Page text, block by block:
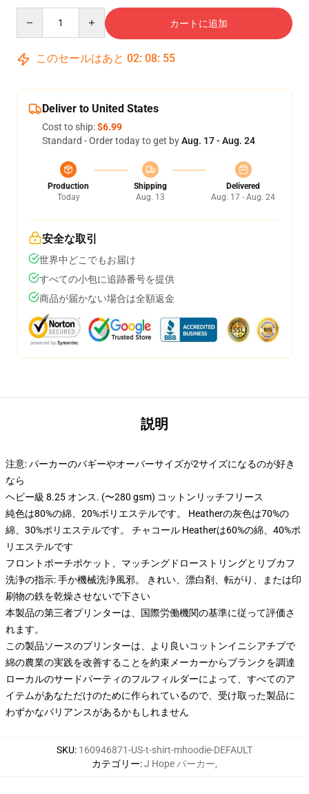
カートに追加
このセールはあと 02: 08: 54
Deliver to United States
Cost to ship:$6.99
Standard - Order today to get byAug. 17 - Aug. 24
Production
Today
Shipping
Aug. 13
Delivered
Aug. 17 - Aug. 24
安全な取引
世界中どこでもお届け
すべての小包に追跡番号を提供
商品が届かない場合は全額返金
説明
注意: パーカーのバギーやオーバーサイズが2サイズになるのが好き
なら
ヘビー級 8.25 オンス. (〜280 gsm) コットンリッチフリース
純色は80%の綿、20%ポリエステルです。 Heatherの灰色は70%の
綿、30%ポリエステルです。 チャコール Heatherは60%の綿、40%ポ
リエステルです
フロントポーチポケット、マッチングドローストリングとリブカフ
洗浄の指示: 手か機械洗浄風邪。 きれい、漂白剤、転がり、または印
刷物の鉄を乾燥させないで下さい
本製品の第三者プリンターは、国際労働機関の基準に従って評価さ
れます。
この製品ソースのプリンターは、より良いコットンイニシアチブで
綿の農業の実践を改善することを約束メーカーからブランクを調達
ローカルのサードパーティのフルフィルダーによって、すべてのア
イテムがあなただけのために作られているので、受け取った製品に
わずかなバリアンスがあるかもしれません
SKU: 160946871-US-t-shirt-mhoodie-DEFAULT
カテゴリー:J Hope パーカー,